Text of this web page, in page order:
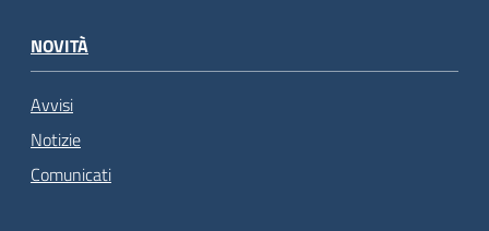
NOVITÀ
Avvisi
Notizie
Comunicati